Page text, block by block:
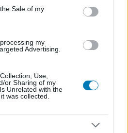
Sale of my
my
Advertising.
Use,
or Sharing of my
Unrelated with the
was collected.
22:00
egy tipikus sótlan is a
bőven voltak
az idő is jó.